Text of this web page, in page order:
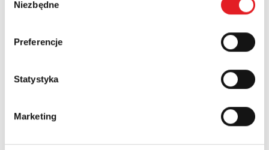
zgody
Niezbędne
Preferencje
Statystyka
Marketing
Numer telefonu:
Województwo: